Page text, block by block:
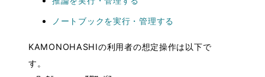
・ノートブック管理
Admin Guide
ノートブックを実行・管理する
KAMONOHASHIの利用者の想定操作は以下で
す。